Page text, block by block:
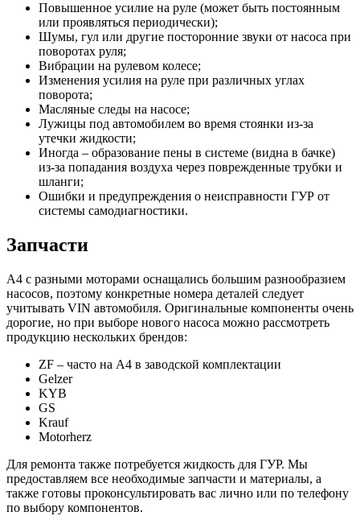
Повышенное усилие на руле (может быть постоянным
или проявляться периодически);
Шумы, гул или другие посторонние звуки от насоса при
поворотах руля;
Вибрации на рулевом колесе;
Изменения усилия на руле при различных углах
поворота;
Масляные следы на насосе;
Лужицы под автомобилем во время стоянки из-за
утечки жидкости;
Иногда – образование пены в системе (видна в бачке)
из-за попадания воздуха через поврежденные трубки и
шланги;
Ошибки и предупреждения о неисправности ГУР от
системы самодиагностики.
Запчасти
А4 с разными моторами оснащались большим разнообразием
насосов, поэтому конкретные номера деталей следует
учитывать VIN автомобиля. Оригинальные компоненты очень
дорогие, но при выборе нового насоса можно рассмотреть
продукцию нескольких брендов:
ZF – часто на А4 в заводской комплектации
Gelzer
KYB
GS
Krauf
Motorherz
Для ремонта также потребуется жидкость для ГУР. Мы
предоставляем все необходимые запчасти и материалы, а
также готовы проконсультировать вас лично или по телефону
по выбору компонентов.